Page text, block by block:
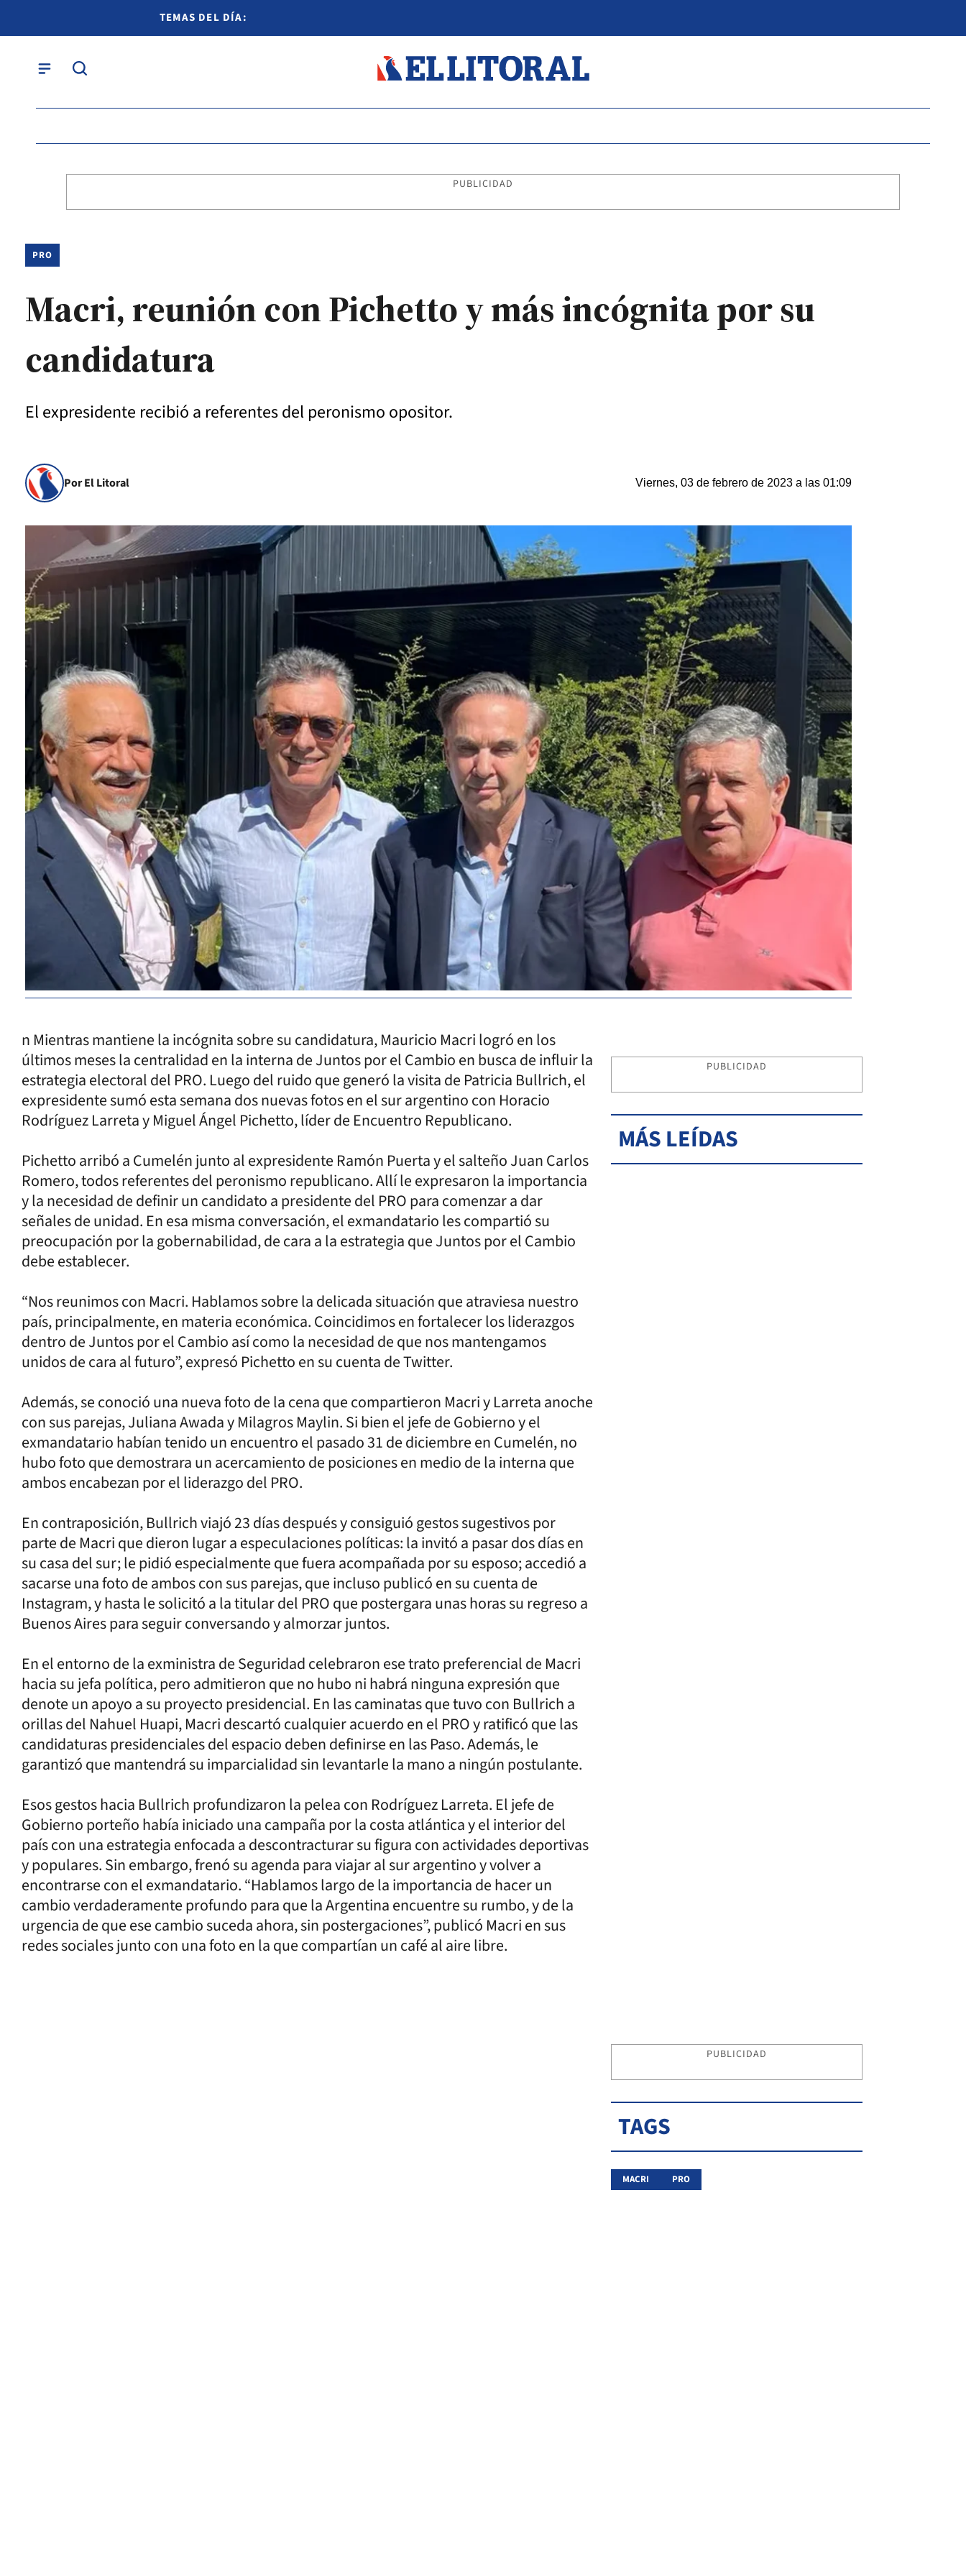
TEMAS DEL DÍA:
PUBLICIDAD
PRO
Macri, reunión con Pichetto y más incógnita por su
candidatura
El expresidente recibió a referentes del peronismo opositor.
Por El Litoral Viernes, 03 de febrero de 2023 a las 01:09
n Mientras mantiene la incógnita sobre su candidatura, Mauricio Macri logró en los
últimos meses la centralidad en la interna de Juntos por el Cambio en busca de influir la
estrategia electoral del PRO. Luego del ruido que generó la visita de Patricia Bullrich, el
expresidente sumó esta semana dos nuevas fotos en el sur argentino con Horacio
Rodríguez Larreta y Miguel Ángel Pichetto, líder de Encuentro Republicano.
Pichetto arribó a Cumelén junto al expresidente Ramón Puerta y el salteño Juan Carlos
Romero, todos referentes del peronismo republicano. Allí le expresaron la importancia
y la necesidad de definir un candidato a presidente del PRO para comenzar a dar
señales de unidad. En esa misma conversación, el exmandatario les compartió su
preocupación por la gobernabilidad, de cara a la estrategia que Juntos por el Cambio
debe establecer.
“Nos reunimos con Macri. Hablamos sobre la delicada situación que atraviesa nuestro
país, principalmente, en materia económica. Coincidimos en fortalecer los liderazgos
dentro de Juntos por el Cambio así como la necesidad de que nos mantengamos
unidos de cara al futuro”, expresó Pichetto en su cuenta de Twitter.
Además, se conoció una nueva foto de la cena que compartieron Macri y Larreta anoche
con sus parejas, Juliana Awada y Milagros Maylin. Si bien el jefe de Gobierno y el
exmandatario habían tenido un encuentro el pasado 31 de diciembre en Cumelén, no
hubo foto que demostrara un acercamiento de posiciones en medio de la interna que
ambos encabezan por el liderazgo del PRO.
En contraposición, Bullrich viajó 23 días después y consiguió gestos sugestivos por
parte de Macri que dieron lugar a especulaciones políticas: la invitó a pasar dos días en
su casa del sur; le pidió especialmente que fuera acompañada por su esposo; accedió a
sacarse una foto de ambos con sus parejas, que incluso publicó en su cuenta de
Instagram, y hasta le solicitó a la titular del PRO que postergara unas horas su regreso a
Buenos Aires para seguir conversando y almorzar juntos.
En el entorno de la exministra de Seguridad celebraron ese trato preferencial de Macri
hacia su jefa política, pero admitieron que no hubo ni habrá ninguna expresión que
denote un apoyo a su proyecto presidencial. En las caminatas que tuvo con Bullrich a
orillas del Nahuel Huapi, Macri descartó cualquier acuerdo en el PRO y ratificó que las
candidaturas presidenciales del espacio deben definirse en las Paso. Además, le
garantizó que mantendrá su imparcialidad sin levantarle la mano a ningún postulante.
Esos gestos hacia Bullrich profundizaron la pelea con Rodríguez Larreta. El jefe de
Gobierno porteño había iniciado una campaña por la costa atlántica y el interior del
país con una estrategia enfocada a descontracturar su figura con actividades deportivas
y populares. Sin embargo, frenó su agenda para viajar al sur argentino y volver a
encontrarse con el exmandatario. “Hablamos largo de la importancia de hacer un
cambio verdaderamente profundo para que la Argentina encuentre su rumbo, y de la
urgencia de que ese cambio suceda ahora, sin postergaciones”, publicó Macri en sus
redes sociales junto con una foto en la que compartían un café al aire libre.
PUBLICIDAD
MÁS LEÍDAS
PUBLICIDAD
TAGS
MACRI PRO